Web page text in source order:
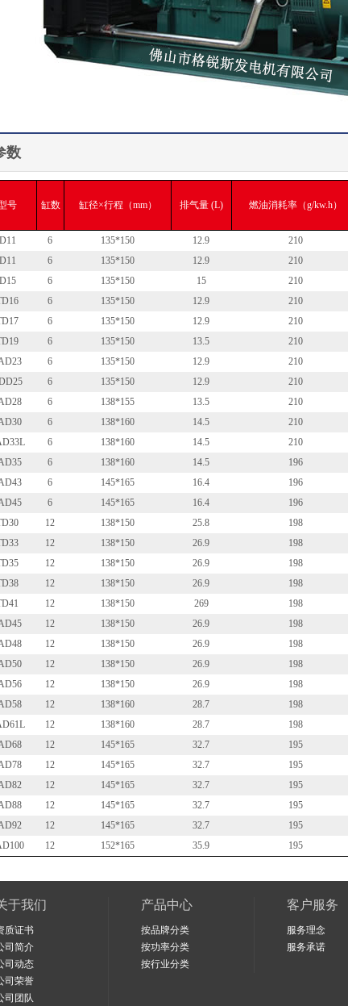
数
号 缸数 缸径×行程（mm） 排气量 (L) 燃油消耗率（g/kw.h）
6 135*150 12.9 210
6 135*150 12.9 210
6 135*150 15 210
6 135*150 12.9 210
6 135*150 12.9 210
6 135*150 13.5 210
6 135*150 12.9 210
6 135*150 12.9 210
6 138*155 13.5 210
6 138*160 14.5 210
6 138*160 14.5 210
6 138*160 14.5 196
6 145*165 16.4 196
6 145*165 16.4 196
12 138*150 25.8 198
12 138*150 26.9 198
12 138*150 26.9 198
12 138*150 26.9 198
12 138*150 269 198
12 138*150 26.9 198
12 138*150 26.9 198
12 138*150 26.9 198
12 138*150 26.9 198
12 138*160 28.7 198
12 138*160 28.7 198
12 145*165 32.7 195
12 145*165 32.7 195
12 145*165 32.7 195
12 145*165 32.7 195
12 145*165 32.7 195
12 152*165 35.9 195
于我们
质证书
司简介
司动态
司荣誉
司团队
产品中心
按品牌分类
按功率分类
按行业分类
客户服务
服务理念
服务承诺